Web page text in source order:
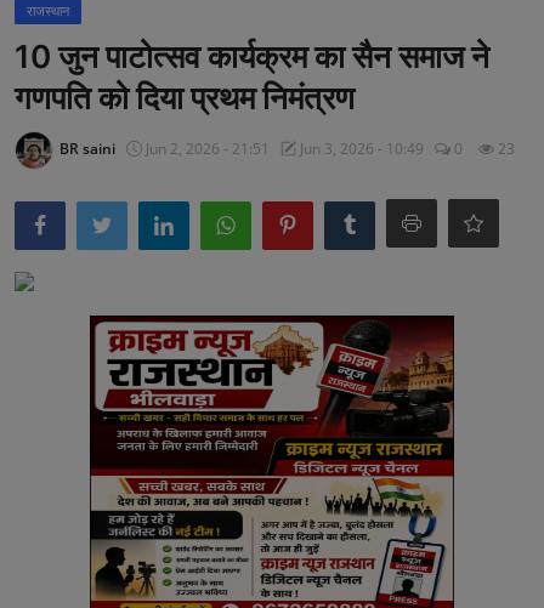
शाहपुरा
मनोरंजन
अनूपगढ़
राजस्थान
भीलवाड़ा
राजस्थान
10 जुन पाटोत्सव कार्यक्रम का सैन समाज ने
गणपति को दिया प्रथम निमंत्रण
BR saini Jun 2, 2026 - 21:51 Jun 3, 2026 - 10:49 0 23